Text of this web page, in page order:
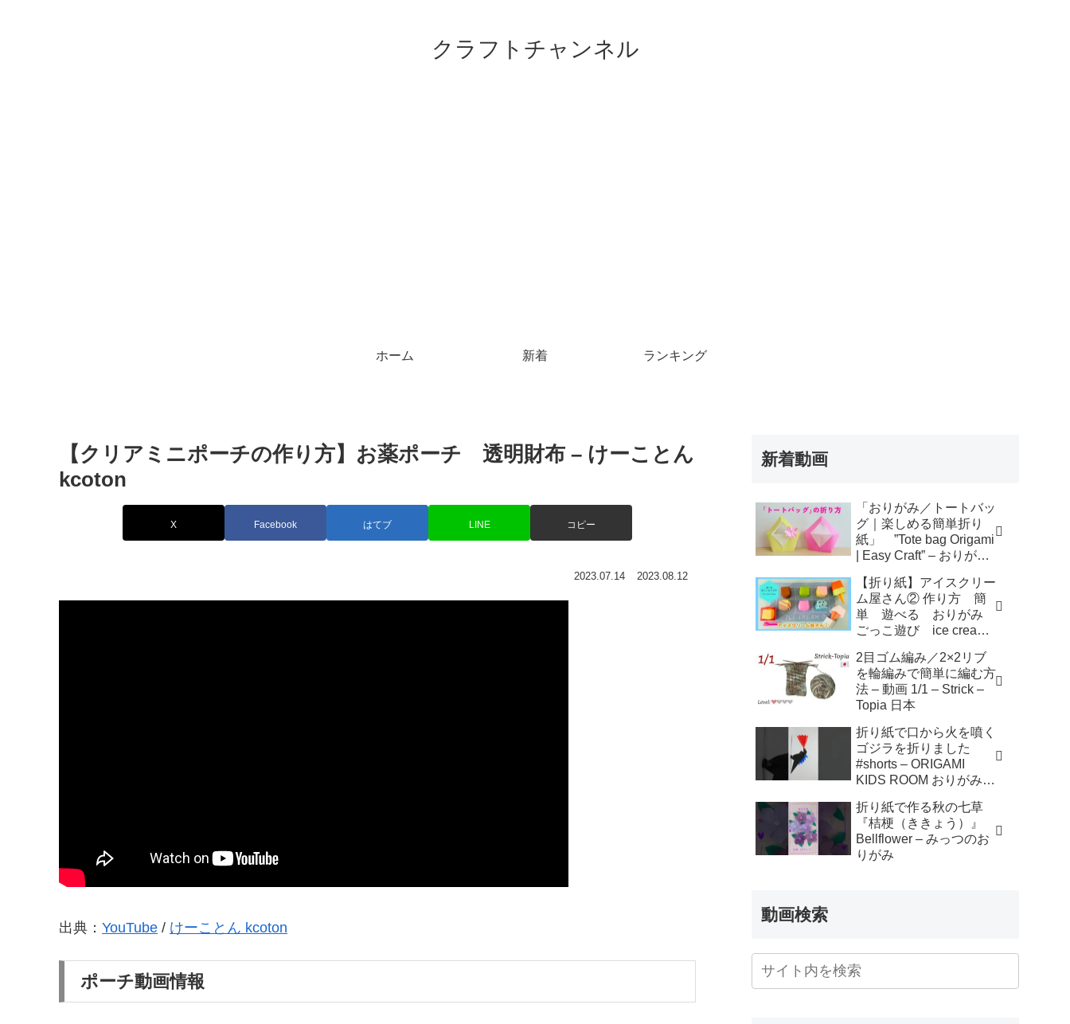
クラフトチャンネル
ホーム 新着 ランキング
【クリアミニポーチの作り方】お薬ポーチ 透明財布 – けーことん
kcoton
X Facebook はてブ LINE コピー
2023.07.14 2023.08.12
出典： YouTube / けーことん kcoton
ポーチ動画情報
新着動画
「おりがみ／トートバッ
グ｜楽しめる簡単折り
紙」 ”Tote bag Origami
| Easy Craft” – おりがみ
【折り紙】アイスクリー
ム屋さん② 作り方 簡
単 遊べる おりがみ
ごっこ遊び ice cream
2目ゴム編み／2×2リブ
を輪編みで簡単に編む方
法 – 動画 1/1 – Strick –
Topia 日本
折り紙で口から火を噴く
ゴジラを折りました
#shorts – ORIGAMI
KIDS ROOM おりがみキ
折り紙で作る秋の七草
『桔梗（ききょう）』
Bellflower – みっつのお
りがみ
動画検索